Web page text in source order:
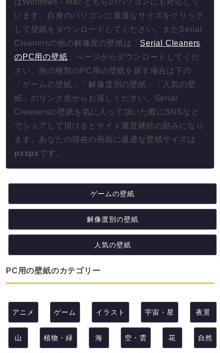
はWindows・Mac どちらのパソコンにも対応して
います。自身のパソコンに最適なサイズをクリック
して壁紙をダウンロードしてください。またSerial
Cleanersの他の解像度の壁紙は「 Serial Cleaners
のPC用の壁紙 」ページからダウンロードしてくだ
さい。他の種類のPC用の壁紙を探す場合は下の
「ゲームの壁紙」「解像度別の壁紙」「人気の壁
紙」のリンク先からお探しください。Serial
Cleanersの壁紙を気に入って頂いた際にSNSなど
でシェアして頂けるとサイト運営継続の励みになり
ます。あなたの現在の画面に最適な壁紙サイズは
pxxpxです。
ゲームの壁紙
解像度別の壁紙
人気の壁紙
PC用の壁紙のカテゴリー
アニメ ゲーム イラスト 宇宙・星 夜景
山 植物・緑 海 空・雲 花 自然